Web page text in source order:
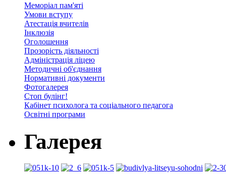
Меморіал пам'яті
Умови вступу
Атестація вчителів
Інклюзія
Оголошення
Прозорість діяльності
Адміністрація ліцею
Методичні об'єднання
Нормативні документи
Фотогалерея
Стоп булінг!
Кабінет психолога та соціального педагога
Освітні програми
Галерея